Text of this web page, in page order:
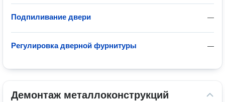
—
Подпиливание двери
—
Регулировка дверной фурнитуры
Демонтаж металлоконструкций